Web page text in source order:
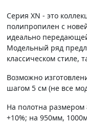
Серия XN - это
полипропилен с
идеально
Модельный ряд
классическом стиле,
Возможно
шагом 5 см (не все
На полотна
+10%; на 950мм,